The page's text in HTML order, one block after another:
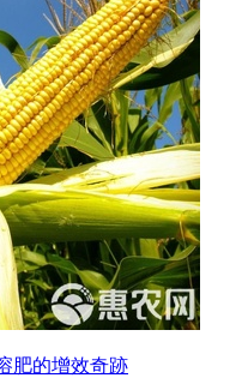
肥的增效奇跡